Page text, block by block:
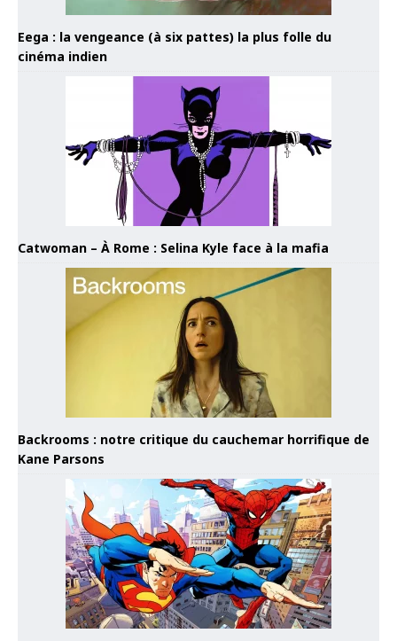
Eega : la vengeance (à six pattes) la plus folle du
cinéma indien
Catwoman – À Rome : Selina Kyle face à la mafia
Backrooms : notre critique du cauchemar horrifique de
Kane Parsons